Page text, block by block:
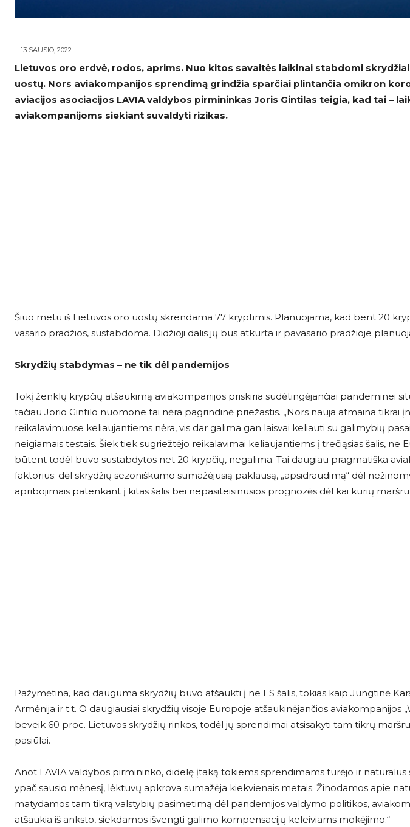
13 SAUSIO, 2022
Lietuvos oro erdvė, rodos, aprims. Nuo kitos savaitės laikinai stabdomi
uostų. Nors aviakompanijos sprendimą grindžia sparčiai plintančia omikron
aviacijos asociacijos LAVIA valdybos pirmininkas Joris Gintilas teigia, kad tai –
aviakompanijoms siekiant suvaldyti rizikas.
Šiuo metu iš Lietuvos oro uostų skrendama 77 kryptimis. Planuojama, kad bent 20
vasario pradžios, sustabdoma. Didžioji dalis jų bus atkurta ir pavasario pradžioje
Skrydžių stabdymas – ne tik dėl pandemijos
Tokį ženklų krypčių atšaukimą aviakompanijos priskiria sudėtingėjančiai pandeminei
tačiau Jorio Gintilo nuomone tai nėra pagrindinė priežastis. „Nors nauja atmaina tikrai
reikalavimuose keliaujantiems nėra, vis dar galima gan laisvai keliauti su galimybių
neigiamais testais. Šiek tiek sugriežtėjo reikalavimai keliaujantiems į trečiąsias šalis, ne
būtent todėl buvo sustabdytos net 20 krypčių, negalima. Tai daugiau pragmatiška
faktorius: dėl skrydžių sezoniškumo sumažėjusią paklausą, „apsidraudimą“ dėl
apribojimais patenkant į kitas šalis bei nepasiteisinusios prognozės dėl kai kurių
Pažymėtina, kad dauguma skrydžių buvo atšaukti į ne ES šalis, tokias kaip Jungtinė
Armėnija ir t.t. O daugiausiai skrydžių visoje Europoje atšaukinėjančios aviakompanijos
beveik 60 proc. Lietuvos skrydžių rinkos, todėl jų sprendimai atsisakyti tam tikrų
pasiūlai.
Anot LAVIA valdybos pirmininko, didelę įtaką tokiems sprendimams turėjo ir natūralus
ypač sausio mėnesį, lėktuvų apkrova sumažėja kiekvienais metais. Žinodamos apie
matydamos tam tikrą valstybių pasimetimą dėl pandemijos valdymo politikos,
atšaukia iš anksto, siekdamos išvengti galimo kompensacijų keleiviams mokėjimo.“